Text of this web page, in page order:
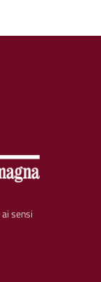
sensi